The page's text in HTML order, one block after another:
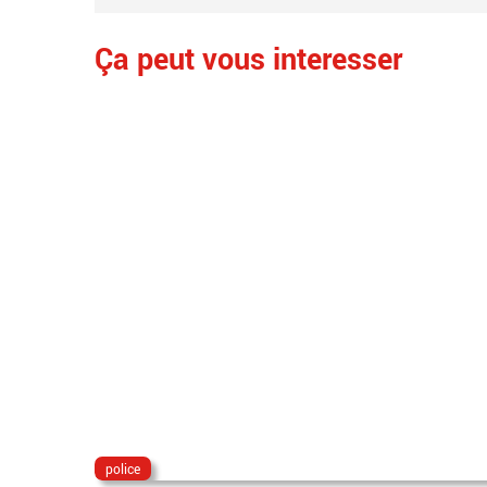
Ça peut vous interesser
police